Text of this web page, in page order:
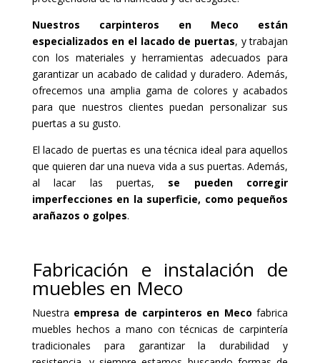
Nuestros carpinteros en Meco están
especializados en el lacado de puertas, y trabajan
con los materiales y herramientas adecuados para
garantizar un acabado de calidad y duradero. Además,
ofrecemos una amplia gama de colores y acabados
para que nuestros clientes puedan personalizar sus
puertas a su gusto.
El lacado de puertas es una técnica ideal para aquellos
que quieren dar una nueva vida a sus puertas. Además,
al lacar las puertas, se pueden corregir
imperfecciones en la superficie, como pequeños
arañazos o golpes.
Fabricación e instalación de
muebles en Meco
Nuestra empresa de carpinteros en Mecofabrica
muebles hechos a mano con técnicas de carpintería
tradicionales para garantizar la durabilidad y